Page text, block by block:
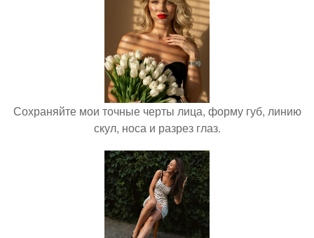
Сохраняйте мои точные черты лица, форму губ, линию
скул, носа и разрез глаз.